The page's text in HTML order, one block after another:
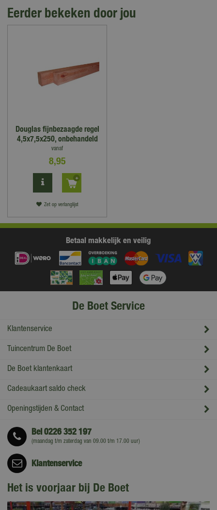
Eerder bekeken door jou
Douglas fijnbezaagde regel
4,5x7,5x250, onbehandeld
vanaf
8,95
Zet op verlanglijst
Betaal makkelijk en veilig
De Boet Service
Klantenservice
Tuincentrum De Boet
De Boet klantenkaart
Cadeaukaart saldo check
Openingstijden & Contact
Bel0226 352 197
(maandag t/m zaterdag van 09.00 t/m 17.00 uur)
Klantenservice
Het is voorjaar bij De Boet